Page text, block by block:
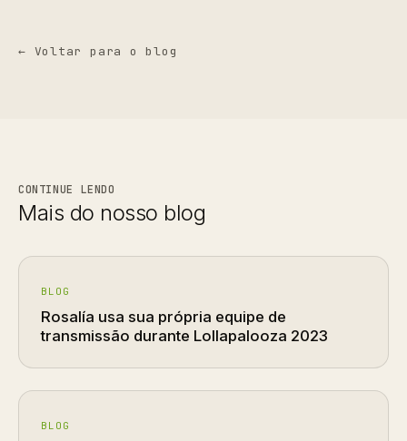
← Voltar para o blog
CONTINUE LENDO
Mais do nosso blog
BLOG
Rosalía usa sua própria equipe de
transmissão durante Lollapalooza 2023
BLOG